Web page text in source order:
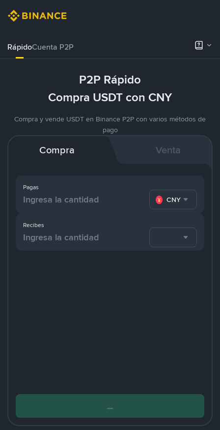
RápidoCuenta P2P
P2P Rápido
Compra USDT con CNY
Compra y vende USDT en Binance P2P con varios métodos de
pago
Compra Venta
Pagas
CNY
Recibes